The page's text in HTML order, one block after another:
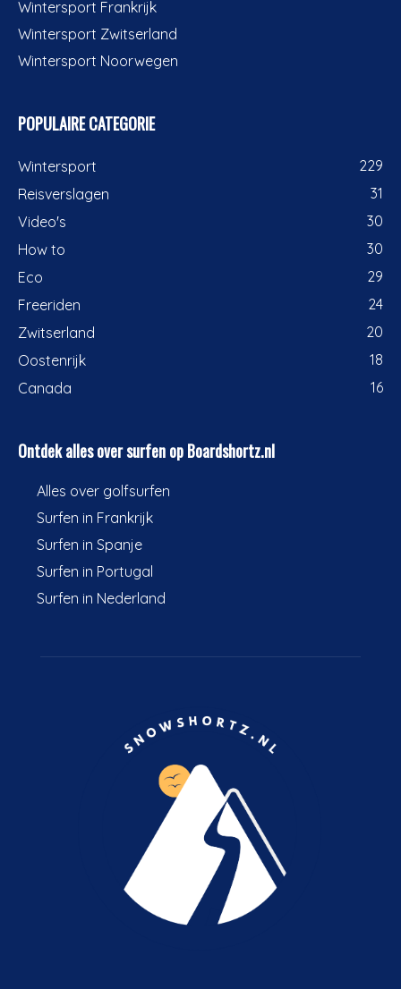
Wintersport Frankrijk
Wintersport Zwitserland
Wintersport Noorwegen
POPULAIRE CATEGORIE
Wintersport
229
Reisverslagen
31
Video's
30
How to
30
Eco
29
Freeriden
24
Zwitserland
20
Oostenrijk
18
Canada
16
Ontdek alles over surfen op Boardshortz.nl
Alles over golfsurfen
Surfen in Frankrijk
Surfen in Spanje
Surfen in Portugal
Surfen in Nederland